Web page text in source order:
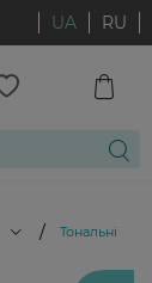
UA RU
/ Тональні
-20%